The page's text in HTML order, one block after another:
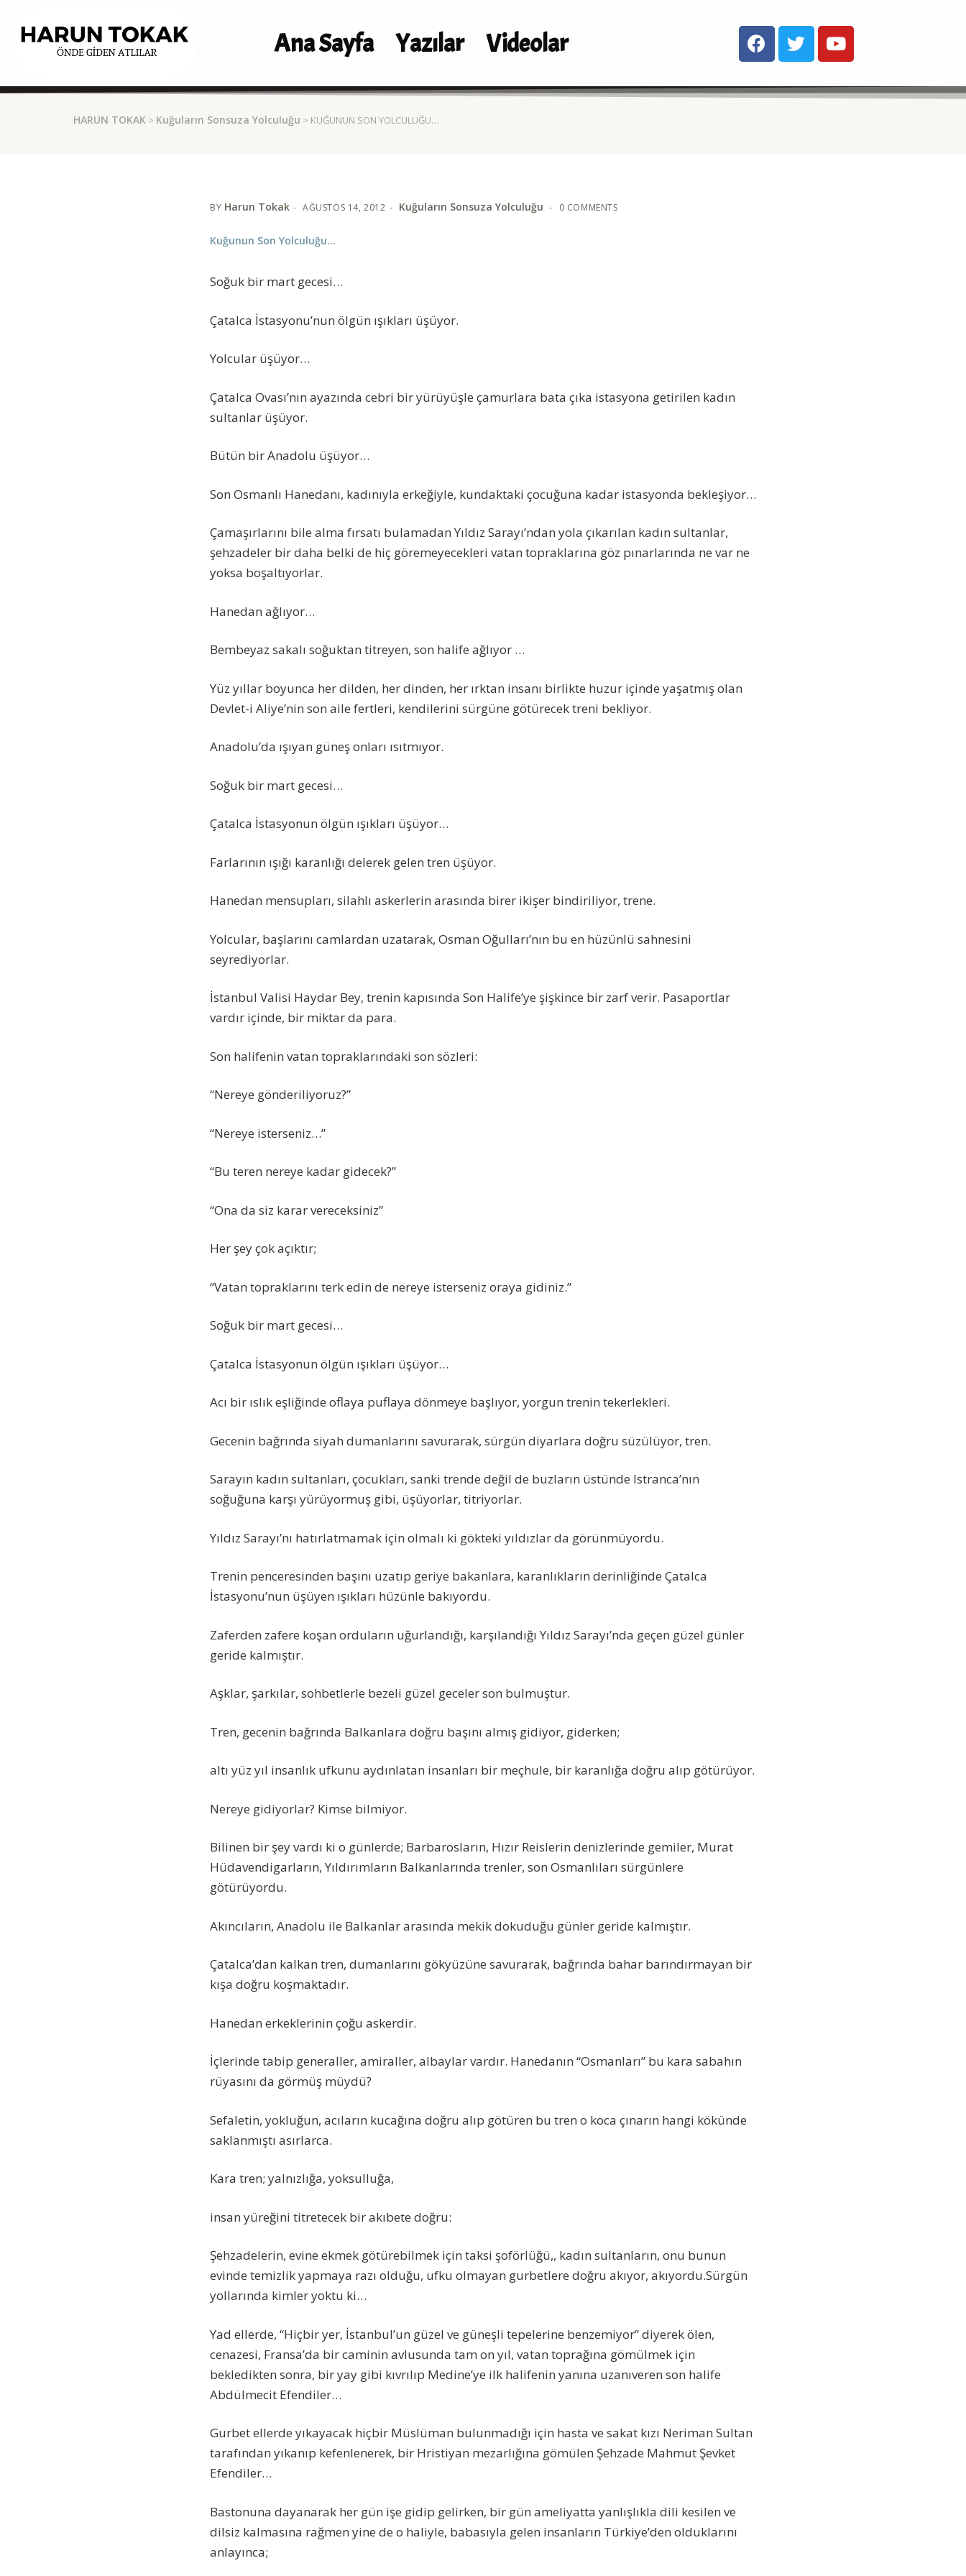
Ana Sayfa Yazılar Videolar
HARUN TOKAK > Kuğuların Sonsuza Yolculuğu > KUĞUNUN SON YOLCULUĞU…
BY Harun Tokak AĞUSTOS 14, 2012 Kuğuların Sonsuza Yolculuğu 0 COMMENTS
Kuğunun Son Yolculuğu…
Soğuk bir mart gecesi…
Çatalca İstasyonu’nun ölgün ışıkları üşüyor.
Yolcular üşüyor…
Çatalca Ovası’nın ayazında cebri bir yürüyüşle çamurlara bata çıka istasyona getirilen kadın
sultanlar üşüyor.
Bütün bir Anadolu üşüyor…
Son Osmanlı Hanedanı, kadınıyla erkeğiyle, kundaktaki çocuğuna kadar istasyonda bekleşiyor…
Çamaşırlarını bile alma fırsatı bulamadan Yıldız Sarayı’ndan yola çıkarılan kadın sultanlar,
şehzadeler bir daha belki de hiç göremeyecekleri vatan topraklarına göz pınarlarında ne var ne
yoksa boşaltıyorlar.
Hanedan ağlıyor…
Bembeyaz sakalı soğuktan titreyen, son halife ağlıyor …
Yüz yıllar boyunca her dilden, her dinden, her ırktan insanı birlikte huzur içinde yaşatmış olan
Devlet-i Aliye’nin son aile fertleri, kendilerini sürgüne götürecek treni bekliyor.
Anadolu’da ışıyan güneş onları ısıtmıyor.
Soğuk bir mart gecesi…
Çatalca İstasyonun ölgün ışıkları üşüyor…
Farlarının ışığı karanlığı delerek gelen tren üşüyor.
Hanedan mensupları, silahlı askerlerin arasında birer ikişer bindiriliyor, trene.
Yolcular, başlarını camlardan uzatarak, Osman Oğulları’nın bu en hüzünlü sahnesini
seyrediyorlar.
İstanbul Valisi Haydar Bey, trenin kapısında Son Halife’ye şişkince bir zarf verir. Pasaportlar
vardır içinde, bir miktar da para.
Son halifenin vatan topraklarındaki son sözleri:
“Nereye gönderiliyoruz?”
“Nereye isterseniz…”
“Bu teren nereye kadar gidecek?”
“Ona da siz karar vereceksiniz”
Her şey çok açıktır;
“Vatan topraklarını terk edin de nereye isterseniz oraya gidiniz.”
Soğuk bir mart gecesi…
Çatalca İstasyonun ölgün ışıkları üşüyor…
Acı bir ıslık eşliğinde oflaya puflaya dönmeye başlıyor, yorgun trenin tekerlekleri.
Gecenin bağrında siyah dumanlarını savurarak, sürgün diyarlara doğru süzülüyor, tren.
Sarayın kadın sultanları, çocukları, sanki trende değil de buzların üstünde Istranca’nın
soğuğuna karşı yürüyormuş gibi, üşüyorlar, titriyorlar.
Yıldız Sarayı’nı hatırlatmamak için olmalı ki gökteki yıldızlar da görünmüyordu.
Trenin penceresinden başını uzatıp geriye bakanlara, karanlıkların derinliğinde Çatalca
İstasyonu’nun üşüyen ışıkları hüzünle bakıyordu.
Zaferden zafere koşan orduların uğurlandığı, karşılandığı Yıldız Sarayı’nda geçen güzel günler
geride kalmıştır.
Aşklar, şarkılar, sohbetlerle bezeli güzel geceler son bulmuştur.
Tren, gecenin bağrında Balkanlara doğru başını almış gidiyor, giderken;
altı yüz yıl insanlık ufkunu aydınlatan insanları bir meçhule, bir karanlığa doğru alıp götürüyor.
Nereye gidiyorlar? Kimse bilmiyor.
Bilinen bir şey vardı ki o günlerde; Barbarosların, Hızır Reislerin denizlerinde gemiler, Murat
Hüdavendigarların, Yıldırımların Balkanlarında trenler, son Osmanlıları sürgünlere
götürüyordu.
Akıncıların, Anadolu ile Balkanlar arasında mekik dokuduğu günler geride kalmıştır.
Çatalca’dan kalkan tren, dumanlarını gökyüzüne savurarak, bağrında bahar barındırmayan bir
kışa doğru koşmaktadır.
Hanedan erkeklerinin çoğu askerdir.
İçlerinde tabip generaller, amiraller, albaylar vardır. Hanedanın “Osmanları” bu kara sabahın
rüyasını da görmüş müydü?
Sefaletin, yokluğun, acıların kucağına doğru alıp götüren bu tren o koca çınarın hangi kökünde
saklanmıştı asırlarca.
Kara tren; yalnızlığa, yoksulluğa,
insan yüreğini titretecek bir akıbete doğru:
Şehzadelerin, evine ekmek götürebilmek için taksi şoförlüğü,, kadın sultanların, onu bunun
evinde temizlik yapmaya razı olduğu, ufku olmayan gurbetlere doğru akıyor, akıyordu.Sürgün
yollarında kimler yoktu ki…
Yad ellerde, “Hiçbir yer, İstanbul’un güzel ve güneşli tepelerine benzemiyor” diyerek ölen,
cenazesi, Fransa’da bir caminin avlusunda tam on yıl, vatan toprağına gömülmek için
bekledikten sonra, bir yay gibi kıvrılıp Medine’ye ilk halifenin yanına uzanıveren son halife
Abdülmecit Efendiler…
Gurbet ellerde yıkayacak hiçbir Müslüman bulunmadığı için hasta ve sakat kızı Neriman Sultan
tarafından yıkanıp kefenlenerek, bir Hristiyan mezarlığına gömülen Şehzade Mahmut Şevket
Efendiler…
Bastonuna dayanarak her gün işe gidip gelirken, bir gün ameliyatta yanlışlıkla dili kesilen ve
dilsiz kalmasına rağmen yine de o haliyle, babasıyla gelen insanların Türkiye’den olduklarını
anlayınca;